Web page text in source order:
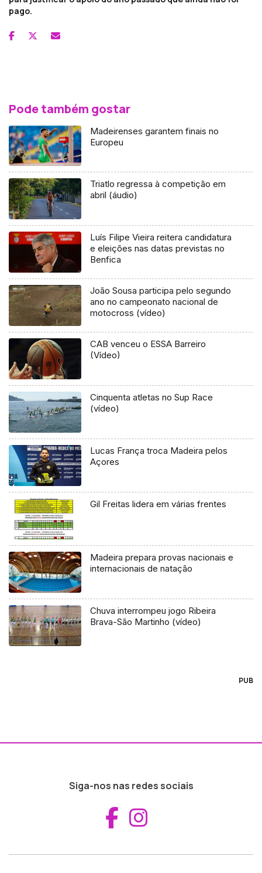
pago.
Pode também gostar
Madeirenses garantem finais no
Europeu
Triatlo regressa à competição em
abril (áudio)
Luís Filipe Vieira reitera candidatura
e eleições nas datas previstas no
Benfica
João Sousa participa pelo segundo
ano no campeonato nacional de
motocross (vídeo)
CAB venceu o ESSA Barreiro
(Vídeo)
Cinquenta atletas no Sup Race
(vídeo)
Lucas França troca Madeira pelos
Açores
Gil Freitas lidera em várias frentes
Madeira prepara provas nacionais e
internacionais de natação
Chuva interrompeu jogo Ribeira
Brava-São Martinho (vídeo)
PUB
Siga-nos nas redes sociais
Aceder ao